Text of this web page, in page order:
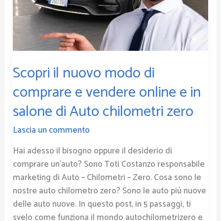
Scopri il nuovo modo di
comprare e vendere online e in
salone di Auto chilometri zero
Lascia un commento
Hai adesso il bisogno oppure il desiderio di
comprare un’auto? Sono Toti Costanzo responsabile
marketing di Auto – Chilometri – Zero. Cosa sono le
nostre auto chilometro zero? Sono le auto più nuove
delle auto nuove. In questo post, in 5 passaggi, ti
svelo come funziona il mondo autochilometrizero e
vendere
online
e
di
chilometri
zero